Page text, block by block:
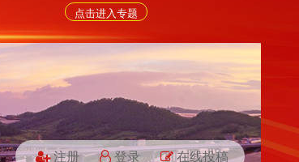
点击进入专题
注册 登录 在线投稿